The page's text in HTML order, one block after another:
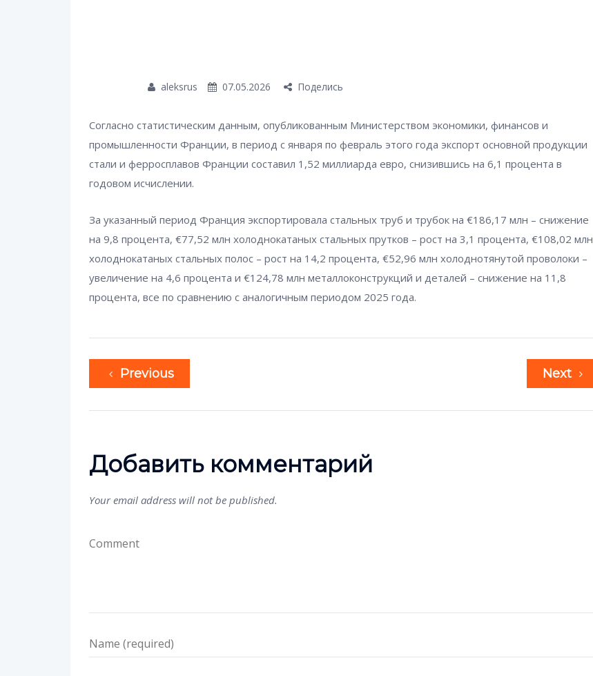
aleksrus 07.05.2026 Поделись
Согласно статистическим данным, опубликованным Министерством экономики, финансов и
промышленности Франции, в период с января по февраль этого года экспорт основной продукции
стали и ферросплавов Франции составил 1,52 миллиарда евро, снизившись на 6,1 процента в
годовом исчислении.
За указанный период Франция экспортировала стальных труб и трубок на €186,17 млн – снижение
на 9,8 процента, €77,52 млн холоднокатаных стальных прутков – рост на 3,1 процента, €108,02 млн
холоднокатаных стальных полос – рост на 14,2 процента, €52,96 млн холоднотянутой проволоки –
увеличение на 4,6 процента и €124,78 млн металлоконструкций и деталей – снижение на 11,8
процента, все по сравнению с аналогичным периодом 2025 года.
Previous Next
Добавить комментарий
Your email address will not be published.